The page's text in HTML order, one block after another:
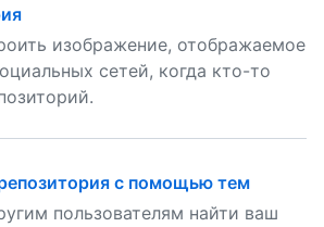
изображение, отображаемое
сетей, когда кто-то
с помощью тем
пользователям найти ваш